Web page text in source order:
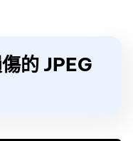
的 JPEG